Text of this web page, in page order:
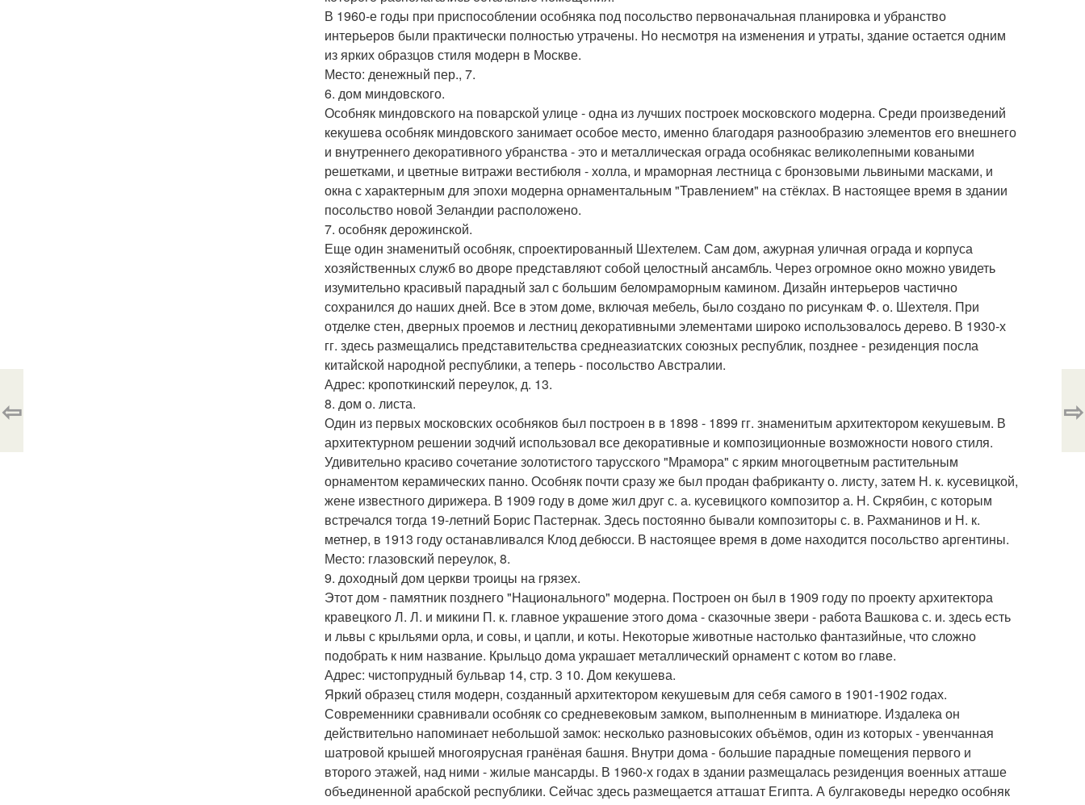
В 1960-е годы при приспособлении особняка под посольство первоначальная планировка и убранство
интерьеров были практически полностью утрачены. Но несмотря на изменения и утраты, здание остается одним
из ярких образцов стиля модерн в Москве.
Место: денежный пер., 7.
6. дом миндовского.
Особняк миндовского на поварской улице - одна из лучших построек московского модерна. Среди произведений
кекушева особняк миндовского занимает особое место, именно благодаря разнообразию элементов его внешнего
и внутреннего декоративного убранства - это и металлическая ограда особнякас великолепными коваными
решетками, и цветные витражи вестибюля - холла, и мраморная лестница с бронзовыми львиными масками, и
окна с характерным для эпохи модерна орнаментальным "Травлением" на стёклах. В настоящее время в здании
посольство новой Зеландии расположено.
7. особняк дерожинской.
Еще один знаменитый особняк, спроектированный Шехтелем. Сам дом, ажурная уличная ограда и корпуса
хозяйственных служб во дворе представляют собой целостный ансамбль. Через огромное окно можно увидеть
изумительно красивый парадный зал с большим беломраморным камином. Дизайн интерьеров частично
сохранился до наших дней. Все в этом доме, включая мебель, было создано по рисункам Ф. о. Шехтеля. При
отделке стен, дверных проемов и лестниц декоративными элементами широко использовалось дерево. В 1930-х
гг. здесь размещались представительства среднеазиатских союзных республик, позднее - резиденция посла
китайской народной республики, а теперь - посольство Австралии.
Адрес: кропоткинский переулок, д. 13.
8. дом о. листа.
Один из первых московских особняков был построен в в 1898 - 1899 гг. знаменитым архитектором кекушевым. В
архитектурном решении зодчий использовал все декоративные и композиционные возможности нового стиля.
Удивительно красиво сочетание золотистого тарусского "Мрамора" с ярким многоцветным растительным
орнаментом керамических панно. Особняк почти сразу же был продан фабриканту о. листу, затем Н. к. кусевицкой,
жене известного дирижера. В 1909 году в доме жил друг с. а. кусевицкого композитор а. Н. Скрябин, с которым
встречался тогда 19-летний Борис Пастернак. Здесь постоянно бывали композиторы с. в. Рахманинов и Н. к.
метнер, в 1913 году останавливался Клод дебюсси. В настоящее время в доме находится посольство аргентины.
Место: глазовский переулок, 8.
9. доходный дом церкви троицы на грязех.
Этот дом - памятник позднего "Национального" модерна. Построен он был в 1909 году по проекту архитектора
кравецкого Л. Л. и микини П. к. главное украшение этого дома - сказочные звери - работа Вашкова с. и. здесь есть
и львы с крыльями орла, и совы, и цапли, и коты. Некоторые животные настолько фантазийные, что сложно
подобрать к ним название. Крыльцо дома украшает металлический орнамент с котом во главе.
Адрес: чистопрудный бульвар 14, стр. 3 10. Дом кекушева.
Яркий образец стиля модерн, созданный архитектором кекушевым для себя самого в 1901-1902 годах.
Современники сравнивали особняк со средневековым замком, выполненным в миниатюре. Издалека он
действительно напоминает небольшой замок: несколько разновысоких объёмов, один из которых - увенчанная
шатровой крышей многоярусная гранёная башня. Внутри дома - большие парадные помещения первого и
второго этажей, над ними - жилые мансарды. В 1960-х годах в здании размещалась резиденция военных атташе
объединенной арабской республики. Сейчас здесь размещается атташат Египта. А булгаковеды нередко особняк
⇦ ⇨